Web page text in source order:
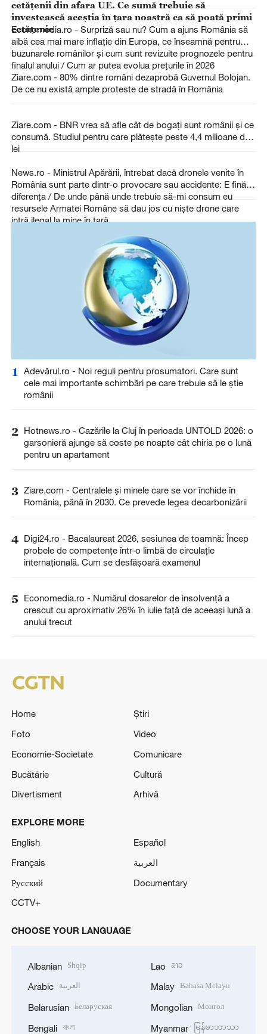
cetățenii din afara UE. Ce sumă trebuie să
investească aceștia în țara noastră ca să poată primi
cetățenie
Economedia.ro - Surpriză sau nu? Cum a ajuns România să
aibă cea mai mare inflație din Europa, ce înseamnă pentru
buzunarele românilor și cum sunt revizuite prognozele pentru
finalul anului / Cum ar putea evolua prețurile în 2026
Ziare.com - 80% dintre români dezaprobă Guvernul Bolojan.
De ce nu există ample proteste de stradă în România
Ziare.com - BNR vrea să afle cât de bogați sunt românii și ce
consumă. Studiul pentru care plătește peste 4,4 milioane de
lei
News.ro - Ministrul Apărării, întrebat dacă dronele venite în
România sunt parte dintr-o provocare sau accidente: E fină
diferenţa / De unde până unde trebuie să-mi consum eu
resursele Armatei Române să dau jos cu nişte drone care
intră ilegal la mine în ţară
1
Adevărul.ro - Noi reguli pentru prosumatori. Care sunt
cele mai importante schimbări pe care trebuie să le știe
românii
2 Hotnews.ro - Cazările la Cluj în perioada UNTOLD 2026: o
garsonieră ajunge să coste pe noapte cât chiria pe o lună
pentru un apartament
3 Ziare.com - Centralele și minele care se vor închide în
România, până în 2030. Ce prevede legea decarbonizării
4 Digi24.ro - Bacalaureat 2026, sesiunea de toamnă: Încep
probele de competențe într-o limbă de circulație
internațională. Cum se desfășoară examenul
5
Economedia.ro - Numărul dosarelor de insolvenţă a
crescut cu aproximativ 26% în iulie față de aceeași lună a
anului trecut
Home
Știri
Foto
Video
Economie-Societate
Comunicare
Bucătărie
Cultură
Divertisment
Arhivă
EXPLORE MORE
English
Español
Français
العربية
Русский
Documentary
CCTV+
CHOOSE YOUR LANGUAGE
Albanian Shqip
Arabic العربية
Belarusian Беларуская
Bengali বাংলা
Lao ລາວ
Malay Bahasa Melayu
Mongolian Монгол
Myanmar မြန်မာဘာသာ